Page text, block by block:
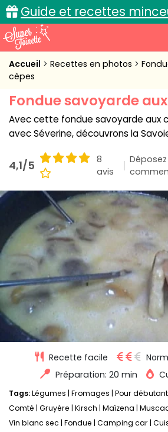
Guide et recettes
Accueil
Cuisine pratique
L'actu cuisine
Connexion
Accueil Recettes en photos
cèpes
Fondue savoyarde
Avec cette fondue savoyarde aux
avec Séverine, découvrons la
4,1/5
8
avis
Recette facile
Préparation: 20 min
Tags:Légumes Fromages Pour
Comté Gruyère Kirsch Maïzena
Vin blanc sec Fondue Camping car